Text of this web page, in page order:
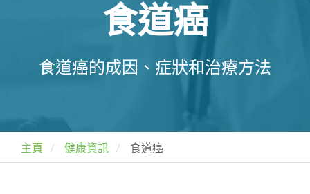
食道癌
食道癌的成因、症狀和治療方法
主頁 健康資訊 食道癌